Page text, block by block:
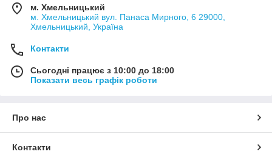
м. Хмельницький
м. Хмельницький вул. Панаса Мирного, 6 29000,
Хмельницький, Україна
Контакти
Сьогодні працює з 10:00 до 18:00
Показати весь графік роботи
Про нас
Контакти